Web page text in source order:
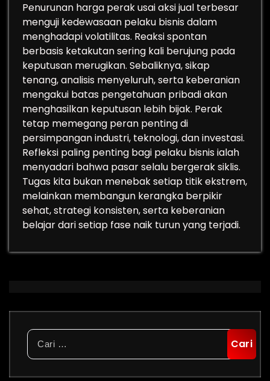
Penurunan harga perak usai aksi jual terbesar
menguji kedewasaan pelaku bisnis dalam
menghadapi volatilitas. Reaksi spontan
berbasis ketakutan sering kali berujung pada
keputusan merugikan. Sebaliknya, sikap
tenang, analisis menyeluruh, serta keberanian
mengakui batas pengetahuan pribadi akan
menghasilkan keputusan lebih bijak. Perak
tetap memegang peran penting di
persimpangan industri, teknologi, dan investasi.
Refleksi paling penting bagi pelaku bisnis ialah
menyadari bahwa pasar selalu bergerak siklis.
Tugas kita bukan menebak setiap titik ekstrem,
melainkan membangun kerangka berpikir
sehat, strategi konsisten, serta keberanian
belajar dari setiap fase naik turun yang terjadi.
Cari
untuk: